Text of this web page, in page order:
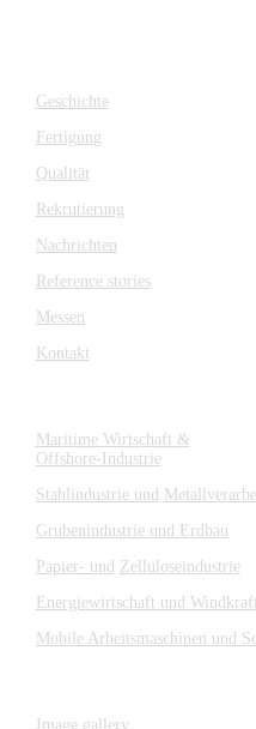
Geschichte
Fertigung
Qualität
Rekrutierung
Nachrichten
Reference stories
Messen
Kontakt
Maritime Wirtschaft &
Offshore-Industrie
Stahlindustrie und
Grubenindustrie und Erdbau
Papier- und Zelluloseindustrie
Energiewirtschaft und Windkraft
Mobile Arbeitsmaschinen und
Image gallery